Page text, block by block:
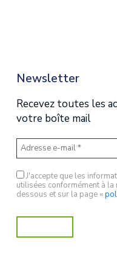
Newsletter
Recevez toutes les
votre boîte mail
J'accepte que les
utilisées conformément à la
dessous et sur la page «